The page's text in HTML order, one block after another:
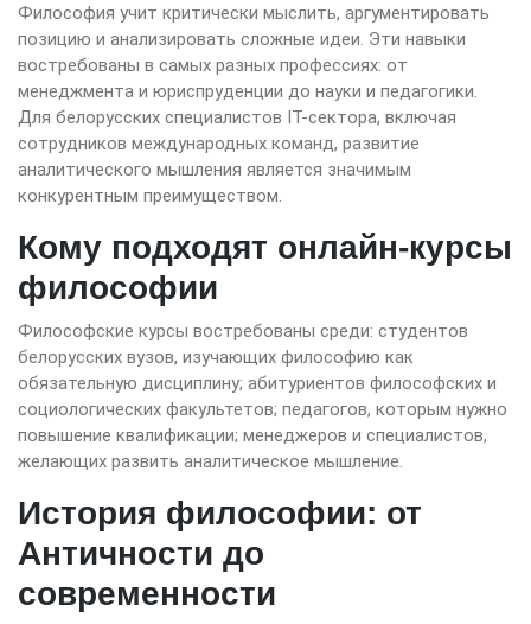
Философия учит критически мыслить, аргументировать
позицию и анализировать сложные идеи. Эти навыки
востребованы в самых разных профессиях: от
менеджмента и юриспруденции до науки и педагогики.
Для белорусских специалистов IT-сектора, включая
сотрудников международных команд, развитие
аналитического мышления является значимым
конкурентным преимуществом.
Кому подходят онлайн-курсы
философии
Философские курсы востребованы среди: студентов
белорусских вузов, изучающих философию как
обязательную дисциплину; абитуриентов философских и
социологических факультетов; педагогов, которым нужно
повышение квалификации; менеджеров и специалистов,
желающих развить аналитическое мышление.
История философии: от
Античности до
современности